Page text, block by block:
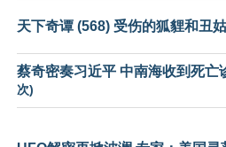
天下奇谭 (568) 受伤的狐貍和丑
蔡奇密奏习近平 中南海收到死亡
次)